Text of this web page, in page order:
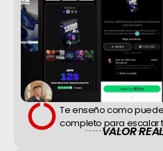
Te enseño como
completo para escalar
VALOR